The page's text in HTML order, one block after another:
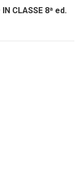
CLASSE 8ª ed.